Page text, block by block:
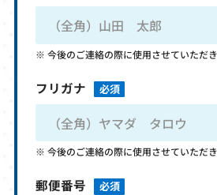
今後のご連絡の際に使用させていただ
フリガナ 必須
今後のご連絡の際に使用させていただ
郵便番号 必須